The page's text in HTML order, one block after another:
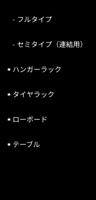
フルタイプ
セミタイプ（連結用）
ハンガーラック
タイヤラック
ローボード
テーブル